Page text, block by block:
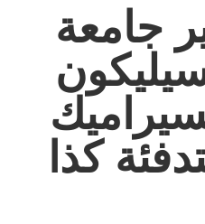
جامعة
كذا